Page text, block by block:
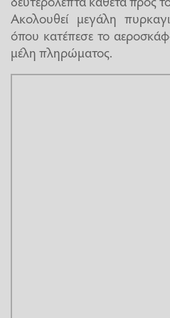
Ακολουθεί μεγάλη
όπου κατέπεσε το
μέλη πληρώματος.